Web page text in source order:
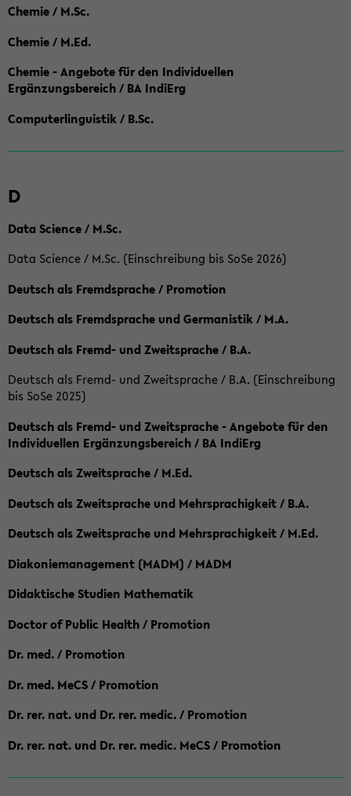
Chemie / M.Sc.
Chemie / M.Ed.
Chemie - Angebote für den Individuellen
Ergänzungsbereich / BA IndiErg
Computerlinguistik / B.Sc.
D
Data Science / M.Sc.
Data Science / M.Sc. (Einschreibung bis SoSe 2026)
Deutsch als Fremdsprache / Promotion
Deutsch als Fremdsprache und Germanistik / M.A.
Deutsch als Fremd- und Zweitsprache / B.A.
Deutsch als Fremd- und Zweitsprache / B.A. (Einschreibung
bis SoSe 2025)
Deutsch als Fremd- und Zweitsprache - Angebote für den
Individuellen Ergänzungsbereich / BA IndiErg
Deutsch als Zweitsprache / M.Ed.
Deutsch als Zweitsprache und Mehrsprachigkeit / B.A.
Deutsch als Zweitsprache und Mehrsprachigkeit / M.Ed.
Diakoniemanagement (MADM) / MADM
Didaktische Studien Mathematik
Doctor of Public Health / Promotion
Dr. med. / Promotion
Dr. med. MeCS / Promotion
Dr. rer. nat. und Dr. rer. medic. / Promotion
Dr. rer. nat. und Dr. rer. medic. MeCS / Promotion